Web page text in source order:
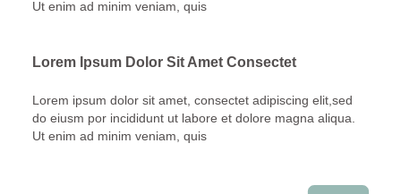
Ut enim ad minim veniam, quis
Lorem Ipsum Dolor Sit Amet Consectet
Lorem ipsum dolor sit amet, consectet adipiscing elit,sed
do eiusm por incididunt ut labore et dolore magna aliqua.
Ut enim ad minim veniam, quis